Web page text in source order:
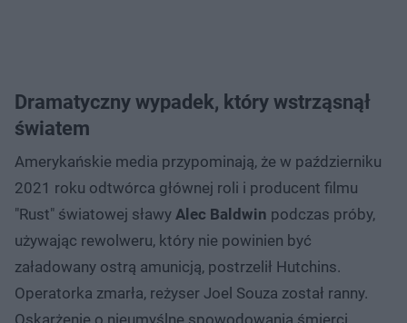
Dramatyczny wypadek, który wstrząsnął
światem
Amerykańskie media przypominają, że w październiku
2021 roku odtwórca głównej roli i producent filmu
"Rust" światowej sławy Alec Baldwin podczas próby,
używając rewolweru, który nie powinien być
załadowany ostrą amunicją, postrzelił Hutchins.
Operatorka zmarła, reżyser Joel Souza został ranny.
Oskarżenie o nieumyślne spowodowania śmierci